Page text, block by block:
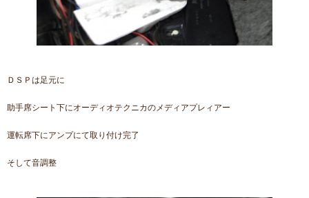
ＤＳＰは足元に
助手席シート下にオーディオテクニカのメディアプレィアー
運転席下にアンプにて取り付け完了
そして音調整